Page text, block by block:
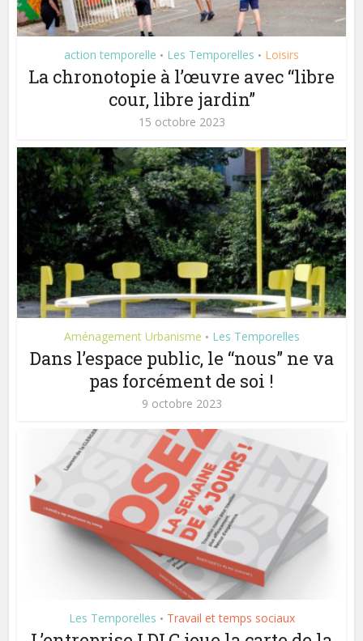
action temporelle • Les Temporelles • Loisirs
La chronotopie à l’œuvre avec “libre
cour, libre jardin”
15 octobre 2023
Aménagement Urbanisme • Les Temporelles
Dans l’espace public, le “nous” ne va
pas forcément de soi !
9 octobre 2023
Les Temporelles • Travail et temps sociaux